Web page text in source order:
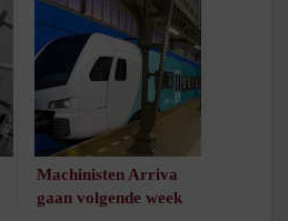
/1minuut leestijd
Machinisten Arriva
gaan volgende week